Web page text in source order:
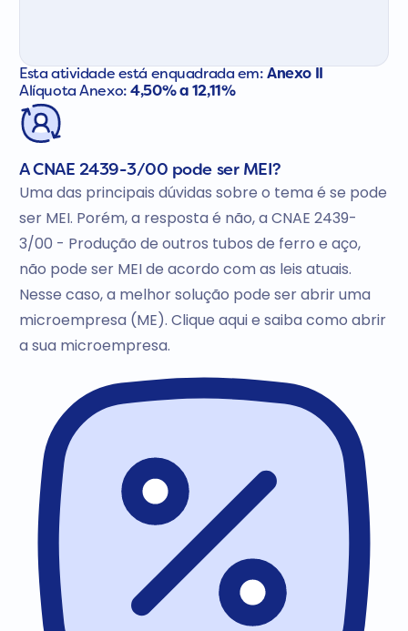
Esta atividade está enquadrada em:Anexo II
Alíquota Anexo:4,50% a 12,11%
A CNAE 2439-3/00 pode ser MEI?
Uma das principais dúvidas sobre o tema é se pode
ser MEI. Porém, a resposta é não, a CNAE 2439-
3/00 - Produção de outros tubos de ferro e aço,
não pode ser MEI de acordo com as leis atuais.
Nesse caso, a melhor solução pode ser abrir uma
microempresa (ME). Clique aqui e saiba como abrir
a sua microempresa.